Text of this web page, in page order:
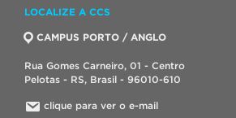
LOCALIZE A CCS
CAMPUS PORTO / ANGLO
Rua Gomes Carneiro, 01 - Centro
Pelotas - RS, Brasil - 96010-610
clique para ver o e-mail